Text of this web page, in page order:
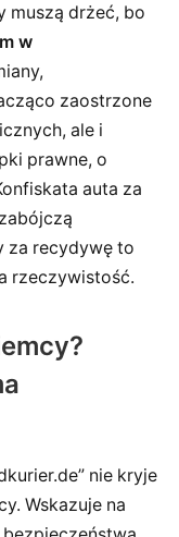
muszą drżeć, bo
w
zaostrzone
ale i
prawne, o
auta za
za recydywę to
rzeczywistość.
nie kryje
Wskazuje na